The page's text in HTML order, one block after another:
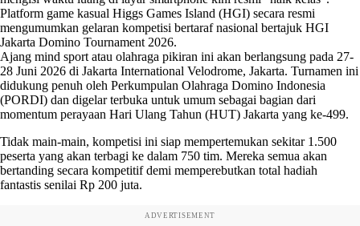
Platform game kasual Higgs Games Island (HGI) secara resmi
mengumumkan gelaran kompetisi bertaraf nasional bertajuk HGI
Jakarta Domino Tournament 2026.
Ajang mind sport atau olahraga pikiran ini akan berlangsung pada 27-
28 Juni 2026 di Jakarta International Velodrome, Jakarta. Turnamen ini
didukung penuh oleh Perkumpulan Olahraga Domino Indonesia
(PORDI) dan digelar terbuka untuk umum sebagai bagian dari
momentum perayaan Hari Ulang Tahun (HUT) Jakarta yang ke-499.
Tidak main-main, kompetisi ini siap mempertemukan sekitar 1.500
peserta yang akan terbagi ke dalam 750 tim. Mereka semua akan
bertanding secara kompetitif demi memperebutkan total hadiah
fantastis senilai Rp 200 juta.
ADVERTISEMENT